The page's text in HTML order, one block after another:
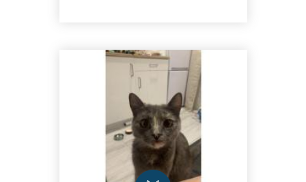
янтарный. ???? Порода:
као‑мани. ???? Район
пропажи: Зеленокумск,
рядом с детским садиком
и соседними дворами.
???? После...